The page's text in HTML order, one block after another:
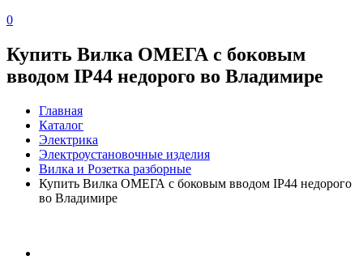
0
Купить Вилка ОМЕГА с боковым
вводом IP44 недорого во Владимире
Главная
Каталог
Электрика
Электроустановочные изделия
Вилка и Розетка разборные
Купить Вилка ОМЕГА с боковым вводом IP44 недорого
во Владимире